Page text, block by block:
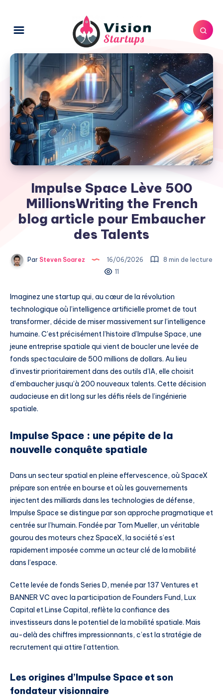
Impulse Space Lève 500
MillionsWriting the French
blog article pour Embaucher
des Talents
ParSteven Soarez 16/06/2026
8 min de lecture
11
Imaginez une startup qui, au cœur de la révolution
technologique où l’intelligence artificielle promet de tout
transformer, décide de miser massivement sur l’intelligence
humaine. C’est précisément l’histoire d’Impulse Space, une
jeune entreprise spatiale qui vient de boucler une levée de
fonds spectaculaire de 500 millions de dollars. Au lieu
d’investir prioritairement dans des outils d’IA, elle choisit
d’embaucher jusqu’à 200 nouveaux talents. Cette décision
audacieuse en dit long sur les défis réels de l’ingénierie
spatiale.
Impulse Space : une pépite de la
nouvelle conquête spatiale
Dans un secteur spatial en pleine effervescence, où SpaceX
prépare son entrée en bourse et où les gouvernements
injectent des milliards dans les technologies de défense,
Impulse Space se distingue par son approche pragmatique et
centrée sur l’humain. Fondée par Tom Mueller, un véritable
gourou des moteurs chez SpaceX, la société s’est
rapidement imposée comme un acteur clé de la mobilité
dans l’espace.
Cette levée de fonds Series D, menée par 137 Ventures et
BANNER VC avec la participation de Founders Fund, Lux
Capital et Linse Capital, reflète la confiance des
investisseurs dans le potentiel de la mobilité spatiale. Mais
au-delà des chiffres impressionnants, c’est la stratégie de
recrutement qui attire l’attention.
Les origines d’Impulse Space et son
fondateur visionnaire